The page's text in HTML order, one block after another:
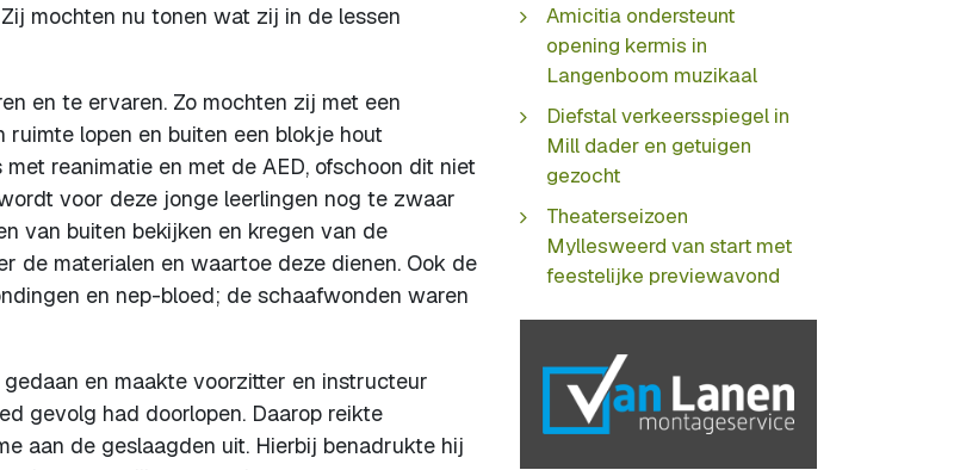
mochten nu tonen wat zij in de lessen
en te ervaren. Zo mochten zij met een
lopen en buiten een blokje hout
reanimatie en met de AED, ofschoon dit niet
voor deze jonge leerlingen nog te zwaar
van buiten bekijken en kregen van de
de materialen en waartoe deze dienen. Ook de
en nep-bloed; de schaafwonden waren
en maakte voorzitter en instructeur
gevolg had doorlopen. Daarop reikte
aan de geslaagden uit. Hierbij benadrukte hij
Amicitia ondersteunt
opening kermis in
Langenboom muzikaal
Diefstal verkeersspiegel in
Mill dader en getuigen
gezocht
Theaterseizoen
Myllesweerd van start met
feestelijke previewavond